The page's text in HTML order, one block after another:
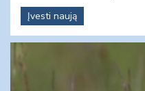
Įvesti naują